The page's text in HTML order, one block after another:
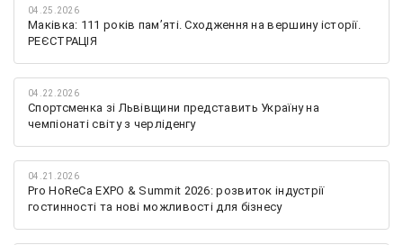
04.25.2026
Маківка: 111 років пам’яті. Сходження на вершину історії.
РЕЄСТРАЦІЯ
04.22.2026
Спортсменка зі Львівщини представить Україну на
чемпіонаті світу з черліденгу
04.21.2026
Pro HoReCa EXPO & Summit 2026: розвиток індустрії
гостинності та нові можливості для бізнесу